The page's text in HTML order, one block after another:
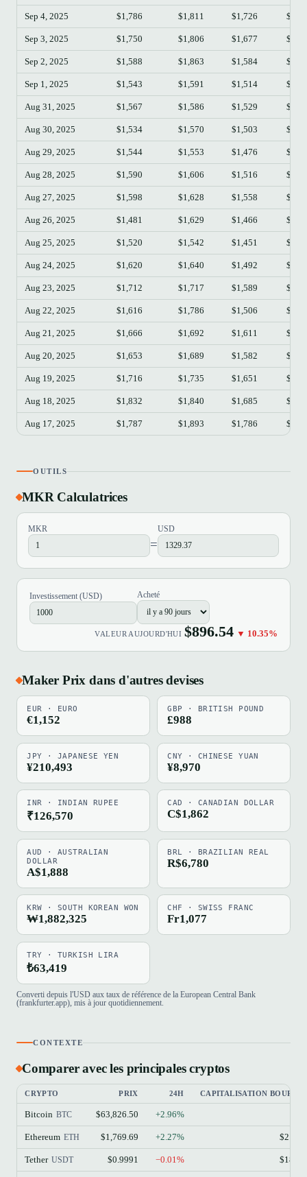
Sep 4, 2025 $1,786 $1,811 $1,726
Sep 3, 2025 $1,750 $1,806 $1,677
Sep 2, 2025 $1,588 $1,863 $1,584
Sep 1, 2025 $1,543 $1,591 $1,514
Aug 31, 2025 $1,567 $1,586 $1,529
Aug 30, 2025 $1,534 $1,570 $1,503
Aug 29, 2025 $1,544 $1,553 $1,476
Aug 28, 2025 $1,590 $1,606 $1,516
Aug 27, 2025 $1,598 $1,628 $1,558
Aug 26, 2025 $1,481 $1,629 $1,466
Aug 25, 2025 $1,520 $1,542 $1,451
Aug 24, 2025 $1,620 $1,640 $1,492
Aug 23, 2025 $1,712 $1,717 $1,589
Aug 22, 2025 $1,616 $1,786 $1,506
Aug 21, 2025 $1,666 $1,692 $1,611
Aug 20, 2025 $1,653 $1,689 $1,582
Aug 19, 2025 $1,716 $1,735 $1,651
Aug 18, 2025 $1,832 $1,840 $1,685
Aug 17, 2025 $1,787 $1,893 $1,786
OUTILS
MKR Calculatrices
MKR
=
USD
Investissement (USD) Acheté
VALEUR AUJOURD'HUI $896.54 ▼ 10.35%
Maker Prix dans d'autres devises
EUR · EURO
€1,152
GBP · BRITISH POUND
£988
JPY · JAPANESE YEN
¥210,493
CNY · CHINESE YUAN
¥8,970
INR · INDIAN RUPEE
₹126,570
CAD · CANADIAN DOLLAR
C$1,862
AUD · AUSTRALIAN
DOLLAR
A$1,888
BRL · BRAZILIAN REAL
R$6,780
KRW · SOUTH KOREAN WON
₩1,882,325
CHF · SWISS FRANC
Fr1,077
TRY · TURKISH LIRA
₺63,419
Converti depuis l'USD aux taux de référence de la European Central Bank
(frankfurter.app), mis à jour quotidiennement.
CONTEXTE
Comparer avec les principales cryptos
CRYPTO PRIX 24H CAPITALISATION
Bitcoin BTC $63,826.50 +2.96%
Ethereum ETH $1,769.69 +2.27%
Tether USDT $0.9991 −0.01%